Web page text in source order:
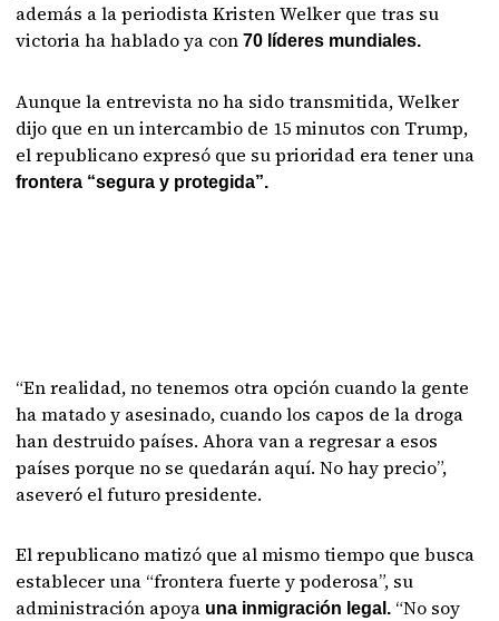
además a la periodista Kristen Welker que tras su
victoria ha hablado ya con70 líderes mundiales.
Aunque la entrevista no ha sido transmitida, Welker
dijo que en un intercambio de 15 minutos con Trump,
el republicano expresó que su prioridad era tener una
frontera “segura y protegida”.
“En realidad, no tenemos otra opción cuando la gente
ha matado y asesinado, cuando los capos de la droga
han destruido países. Ahora van a regresar a esos
países porque no se quedarán aquí. No hay precio”,
aseveró el futuro presidente.
El republicano matizó que al mismo tiempo que busca
establecer una “frontera fuerte y poderosa”, su
administración apoya una inmigración legal. “No soy